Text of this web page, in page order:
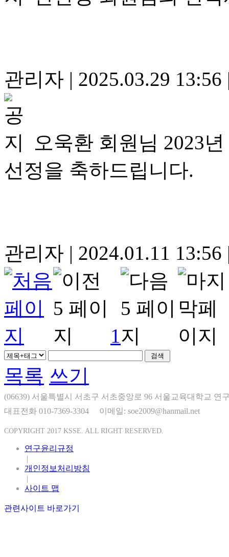
관리자 | 2025.03.29 13:56
오욱환 회원님 2023
선정을 축하드립니다.
관리자 | 2024.01.11 13:56
1
목록 쓰기
(06639) 서울특별시 서초구 서초중앙로 96 서울교육대학교 연
대표전화 010-7369-3304 이메일: soe2009@hanmail.net
COPYRIGHT 2017 KSSE. ALL RIGHT RESERVED.
연구윤리규정
|
개인정보처리방침
|
사이트 맵
관련사이트 바로가기